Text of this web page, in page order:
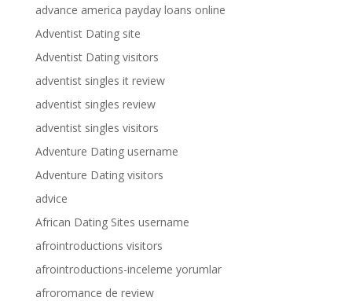
advance america payday loans online
Adventist Dating site
Adventist Dating visitors
adventist singles it review
adventist singles review
adventist singles visitors
Adventure Dating username
Adventure Dating visitors
advice
African Dating Sites username
afrointroductions visitors
afrointroductions-inceleme yorumlar
afroromance de review